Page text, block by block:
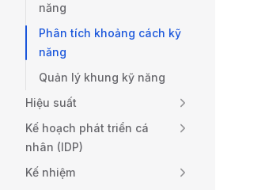
năng
Phân tích khoảng cách kỹ
năng
Quản lý khung kỹ năng
Hiệu suất
Kế hoạch phát triển cá
nhân (IDP)
Kế nhiệm